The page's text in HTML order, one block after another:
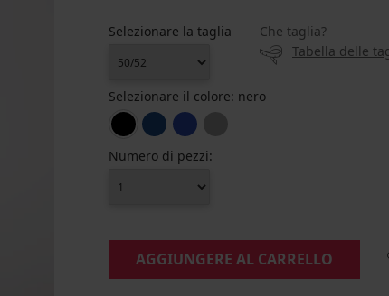
Selezionare la taglia
Che taglia?
Tabella delle
Selezionare il colore: nero
Numero di pezzi:
AGGIUNGERE AL CARRELLO